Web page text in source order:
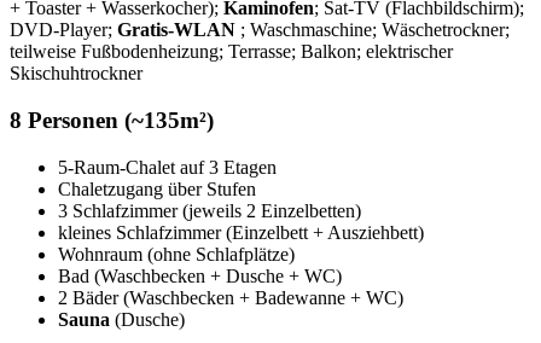
+ Toaster + Wasserkocher); Kaminofen; Sat-TV (Flachbildschirm);
DVD-Player; Gratis-WLAN ; Waschmaschine; Wäschetrockner;
teilweise Fußbodenheizung; Terrasse; Balkon; elektrischer
Skischuhtrockner
8 Personen (~135m²)
5-Raum-Chalet auf 3 Etagen
Chaletzugang über Stufen
3 Schlafzimmer (jeweils 2 Einzelbetten)
kleines Schlafzimmer (Einzelbett + Ausziehbett)
Wohnraum (ohne Schlafplätze)
Bad (Waschbecken + Dusche + WC)
2 Bäder (Waschbecken + Badewanne + WC)
Sauna (Dusche)